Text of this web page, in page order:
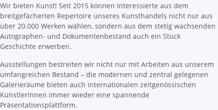
Wir bieten Kunst! Seit 2015 können Interessierte aus dem
breitgefächerten Repertoire unseres Kunsthandels nicht nur aus
über 20.000 Werken wählen, sondern aus dem stetig wachsenden
Autographen- und Dokumentenbestand auch ein Stück
Geschichte erwerben.
Ausstellungen bestreiten wir nicht nur mit Arbeiten aus unserem
umfangreichen Bestand – die modernen und zentral gelegenen
Galerieräume bieten auch internationalen zeitgenössischen
KünstlerInnen immer wieder eine spannende
Präsentationsplattform.